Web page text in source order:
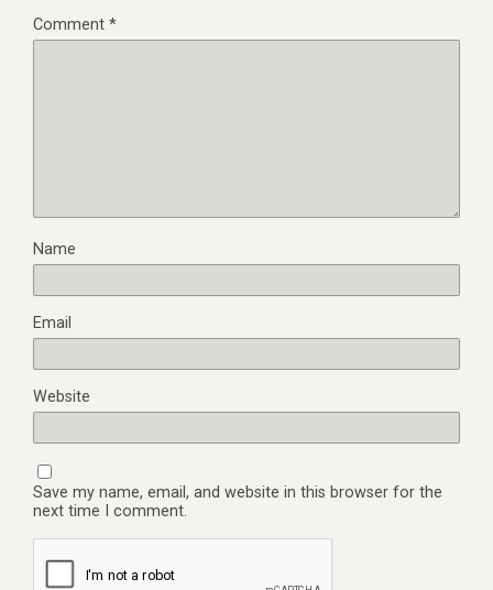
Comment *
Name
Email
Website
Save my name, email, and website in this browser for the
next time I comment.